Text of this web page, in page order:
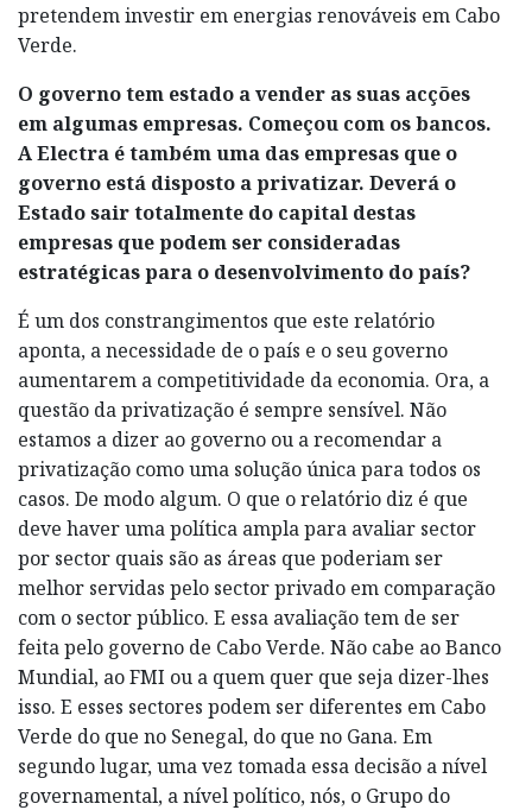
pretendem investir em energias renováveis em Cabo
Verde.
O governo tem estado a vender as suas acções
em algumas empresas. Começou com os bancos.
A Electra é também uma das empresas que o
governo está disposto a privatizar. Deverá o
Estado sair totalmente do capital destas
empresas que podem ser consideradas
estratégicas para o desenvolvimento do país?
É um dos constrangimentos que este relatório
aponta, a necessidade de o país e o seu governo
aumentarem a competitividade da economia. Ora, a
questão da privatização é sempre sensível. Não
estamos a dizer ao governo ou a recomendar a
privatização como uma solução única para todos os
casos. De modo algum. O que o relatório diz é que
deve haver uma política ampla para avaliar sector
por sector quais são as áreas que poderiam ser
melhor servidas pelo sector privado em comparação
com o sector público. E essa avaliação tem de ser
feita pelo governo de Cabo Verde. Não cabe ao Banco
Mundial, ao FMI ou a quem quer que seja dizer-lhes
isso. E esses sectores podem ser diferentes em Cabo
Verde do que no Senegal, do que no Gana. Em
segundo lugar, uma vez tomada essa decisão a nível
governamental, a nível político, nós, o Grupo do